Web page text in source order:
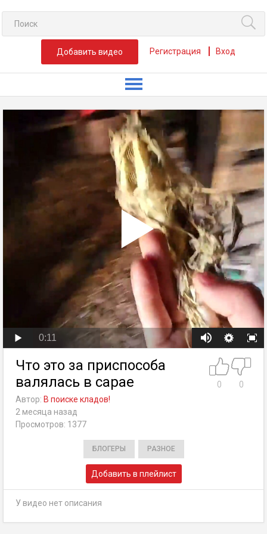
Добавить видео Регистрация Вход
0:11
Что это за приспособа
валялась в сарае
0
0
Автор: В поиске кладов!
2 месяца назад
Просмотров: 1377
БЛОГЕРЫ РАЗНОЕ
Добавить в плейлист
У видео нет описания